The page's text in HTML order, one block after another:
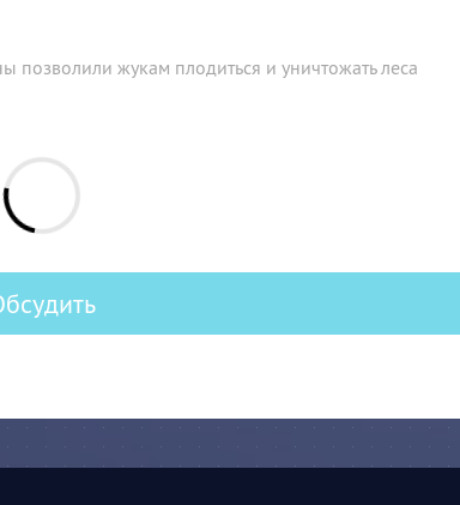
позволили жукам плодиться и уничтожать леса